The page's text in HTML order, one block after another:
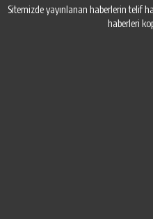
Sitemizde yayınlanan haberlerin telif
haberleri